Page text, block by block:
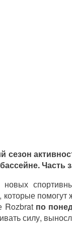
сезон
Часть
которые
Rozbrat по
силу,